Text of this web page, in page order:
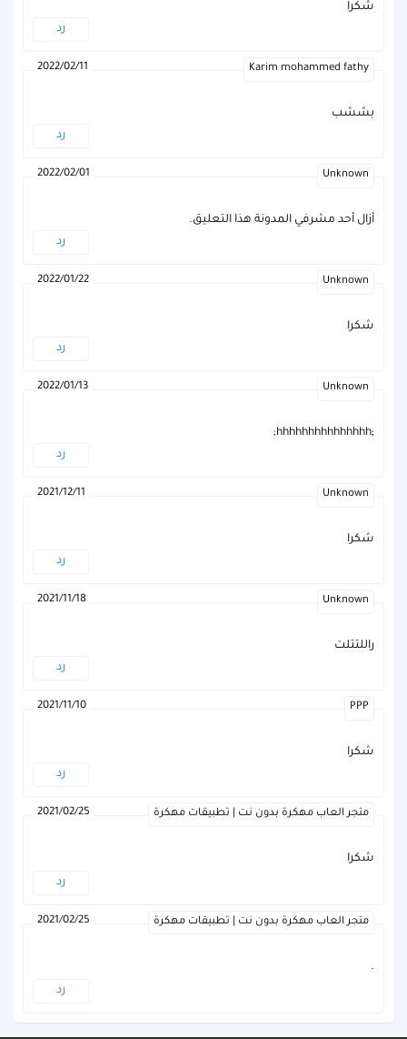
شكرا
رد
Karim mohammed fathy
2022/02/11
بششب
رد
Unknown
2022/02/01
أزال أحد مشرفي المدونة هذا التعليق.
رد
Unknown
2022/01/22
شكرا
رد
Unknown
2022/01/13
;hhhhhhhhhhhhhhh;
رد
Unknown
2021/12/11
شكرا
رد
Unknown
2021/11/18
راللتتلت
رد
PPP
2021/11/10
شكرا
رد
متجر العاب مهكرة بدون نت | تطبيقات مهكرة 2021/02/25
شكرا
رد
متجر العاب مهكرة بدون نت | تطبيقات مهكرة 2021/02/25
.
رد